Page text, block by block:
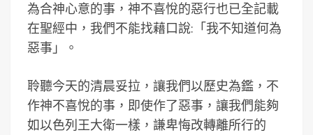
為合神心意的事，神不喜悅的惡行也已全記載
在聖經中，我們不能找藉口說:「我不知道何為
惡事」。
聆聽今天的清晨妥拉，讓我們以歷史為鑑，不
作神不喜悅的事，即使作了惡事，讓我們能夠
如以色列王大衛一樣，謙卑悔改轉離所行的